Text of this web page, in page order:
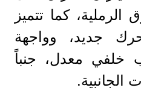
الرملية، كما تتميز
جديد، وواجهة
خلفي معدل، جنباً
الجانبية.